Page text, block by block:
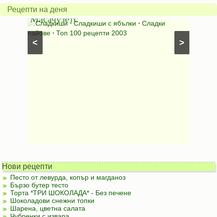
Рецепти на деня
>
<
от
Масачузетс
Сладкиши⋅Сладкиши с ябълки ⋅ Сладки
пайове ⋅ Топ 100 рецепти 2003
на
мама
Нови рецепти
Песто от левурда, копър и магданоз
Бързо бутер тесто
Торта *ТРИ ШОКОЛАДА* - Без печене
Шоколадови снежни топки
Шарена, цветна салата